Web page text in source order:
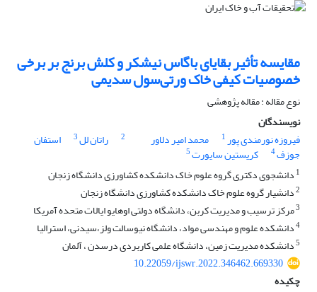
مقایسه تأثیر بقایای باگاس نیشکر و کلش برنج بر برخی
خصوصیات کیفی خاک ورتی‌سول سدیمی
نوع مقاله : مقاله پژوهشی
نویسندگان
فیروزه نورمندی پور1 محمد امیر دلاور 2 راتان لل3 استفان
جوزف4 کریستین سایورت5
1 دانشجوی دکتری گروه علوم خاک دانشکده کشاورزی دانشگاه زنجان
2دانشیار گروه علوم خاک دانشکده کشاورزی دانشگاه زنجان
3مرکز ترسیب و مدیریت کربن، دانشگاه دولتی اوهایو ایالات متحده آمریکا
4دانشکده علوم و مهندسی مواد، دانشگاه نیوسالت ولز،سیدنی، استرالیا
5دانشکده مدیریت زمین، دانشگاه علمی کاربردی درسدن ، آلمان
10.22059/ijswr.2022.346462.669330
چکیده